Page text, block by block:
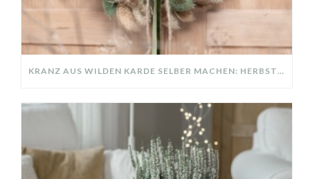
KRANZ AUS WILDEN KARDE SELBER MACHEN: HERBSTDEKO GANZ EINFACH